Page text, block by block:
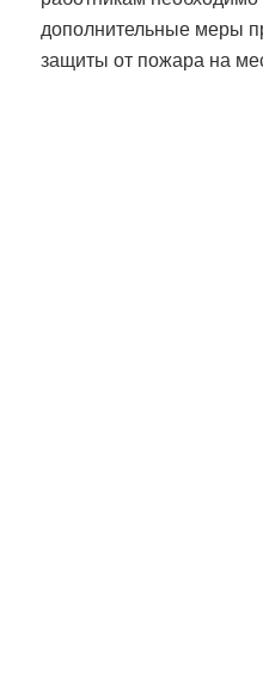
дополнительные меры
защиты от пожара на